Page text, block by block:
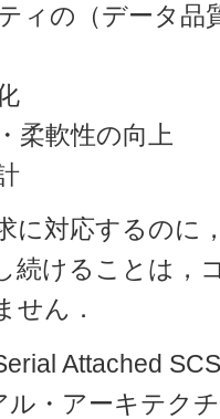
ィの（データ品
柔軟性の向上
対応するのに
続けることは，
せん．
Attached
・アーキテク